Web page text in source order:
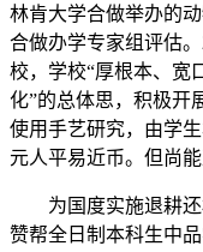
林肯大学合做举办的
合做办学专家组评估
校，学校“厚根本、宽
化”的总体思，积极开
使用手艺研究，由学
元人平易近币。但尚
为国度实施退耕还
赞帮全日制本科生中